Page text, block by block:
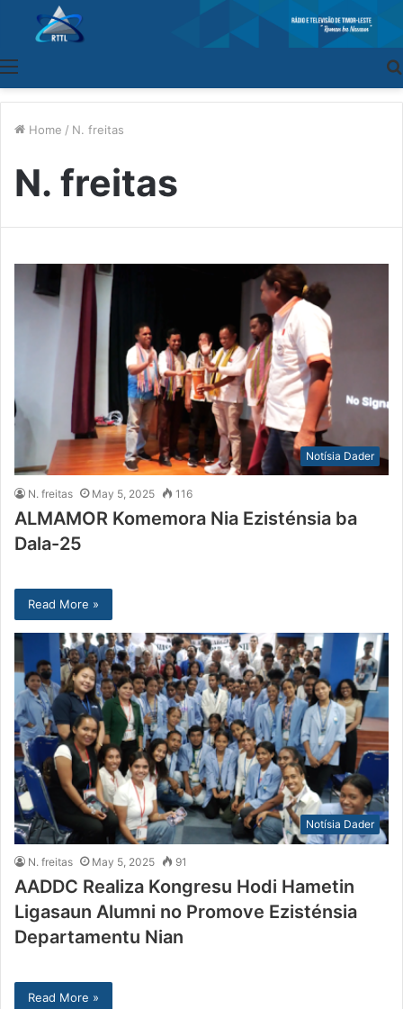
Home / N. freitas
N. freitas
Notísia Dader
N. freitas May 5, 2025 116
ALMAMOR Komemora Nia Ezisténsia ba
Dala-25
Read More »
Notísia Dader
N. freitas May 5, 2025 91
AADDC Realiza Kongresu Hodi Hametin
Ligasaun Alumni no Promove Ezisténsia
Departamentu Nian
Read More »